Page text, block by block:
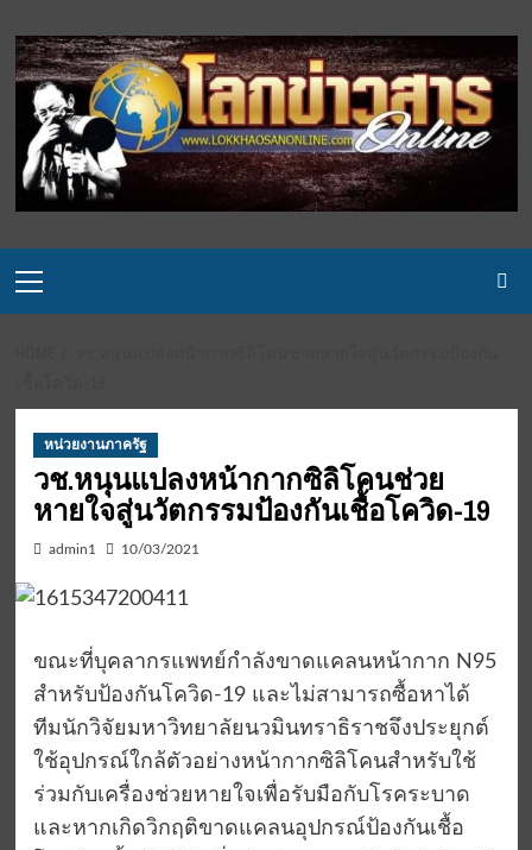
to
content
Menu
หน่วยงานภาครัฐ
วช.หนุนแปลงหน้ากากซิลิโคนช่วย
หายใจสู่นวัตกรรมป้องกันเชื้อโควิด-19
admin1 10/03/2021
ขณะที่บุคลากรแพทย์กำลังขาดแคลนหน้ากาก N95
สำหรับป้องกันโควิด-19 และไม่สามารถซื้อหาได้
ทีมนักวิจัยมหาวิทยาลัยนวมินทราธิราชจึงประยุกต์
ใช้อุปกรณ์ใกล้ตัวอย่างหน้ากากซิลิโคนสำหรับใช้
ร่วมกับเครื่องช่วยหายใจเพื่อรับมือกับโรคระบาด
และหากเกิดวิกฤติขาดแคลนอุปกรณ์ป้องกันเชื้อ